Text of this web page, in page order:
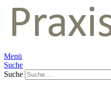
Menü
Suche
Suche